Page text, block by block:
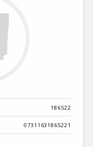
186522
07311631865221